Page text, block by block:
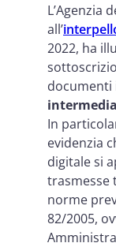
L’Agenzia
all’
2022, ha
documenti
In
evidenzia
digitale si
trasmesse
norme
82/2005,